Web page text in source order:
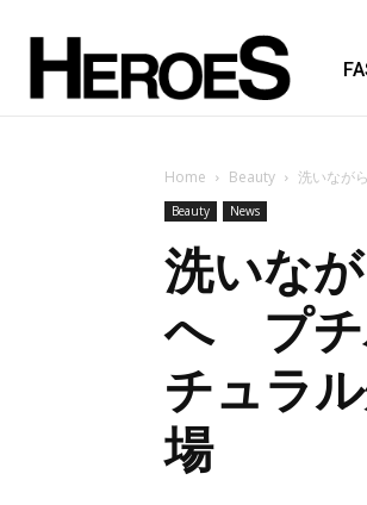
Home Beauty 洗いなが
Beauty News
洗いな
へ プチ
チュラ
場